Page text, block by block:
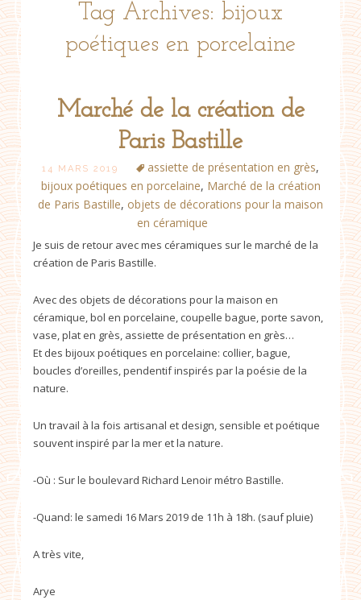
Tag Archives: bijoux
poétiques en porcelaine
Marché de la création de
Paris Bastille
14 MARS 2019 assiette de présentation en grès,
bijoux poétiques en porcelaine, Marché de la création
de Paris Bastille, objets de décorations pour la maison
en céramique
Je suis de retour avec mes céramiques sur le marché de la
création de Paris Bastille.
Avec des objets de décorations pour la maison en
céramique, bol en porcelaine, coupelle bague, porte savon,
vase, plat en grès, assiette de présentation en grès…
Et des bijoux poétiques en porcelaine: collier, bague,
boucles d’oreilles, pendentif inspirés par la poésie de la
nature.
Un travail à la fois artisanal et design, sensible et poétique
souvent inspiré par la mer et la nature.
-Où : Sur le boulevard Richard Lenoir métro Bastille.
-Quand: le samedi 16 Mars 2019 de 11h à 18h. (sauf pluie)
A très vite,
Arye